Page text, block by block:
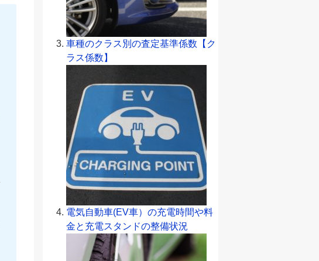
車種のクラス別の査定基準係数【ク
ラス係数】
電気自動車(EV車）の充電時間や料
金と充電スタンドの整備状況